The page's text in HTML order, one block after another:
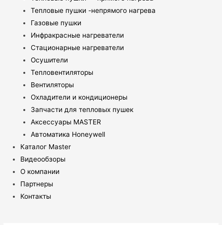
Тепловые пушки -непрямого нагрева
Газовые пушки
Инфракрасные нагреватели
Стационарные нагреватели
Осушители
Тепловентиляторы
Вентиляторы
Охладители и кондиционеры
Запчасти для тепловых пушек
Аксессуары MASTER
Автоматика Honeywell
Каталог Master
Видеообзоры
О компании
Партнеры
Контакты